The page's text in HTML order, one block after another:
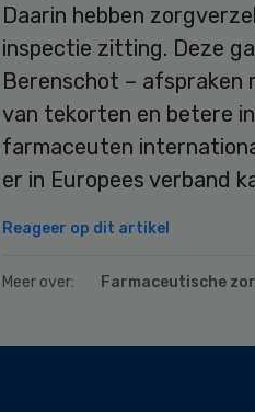
Daarin hebben
inspectie zitting. Deze
Berenschot – afspraken
van tekorten en betere
farmaceuten
er in Europees verband
Reageer op dit artikel
Meer over: Farmaceutische